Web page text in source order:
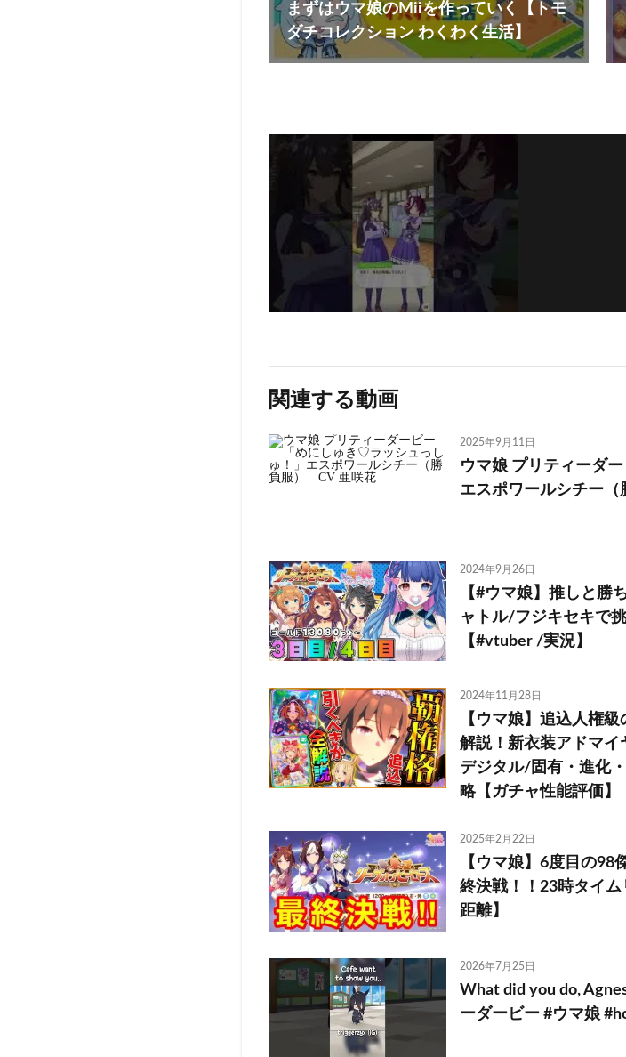
まずはウマ娘のMiiを作っていく【トモ
ダチコレクション わくわく生活】
関連する動画
2025年9月11日
ウマ娘 プリティーダ
エスポワールシチー
2024年9月26日
【#ウマ娘】推しと勝
ャトル/フジキセキで
【#vtuber /実況】
2024年11月28日
【ウマ娘】追込人権
解説！新衣装アドマ
デジタル/固有・進化
略【ガチャ性能評価】
2025年2月22日
【ウマ娘】6度目の98
終決戦！！23時タイ
距離】
2026年7月25日
What did you do,
ーダービー #ウマ娘